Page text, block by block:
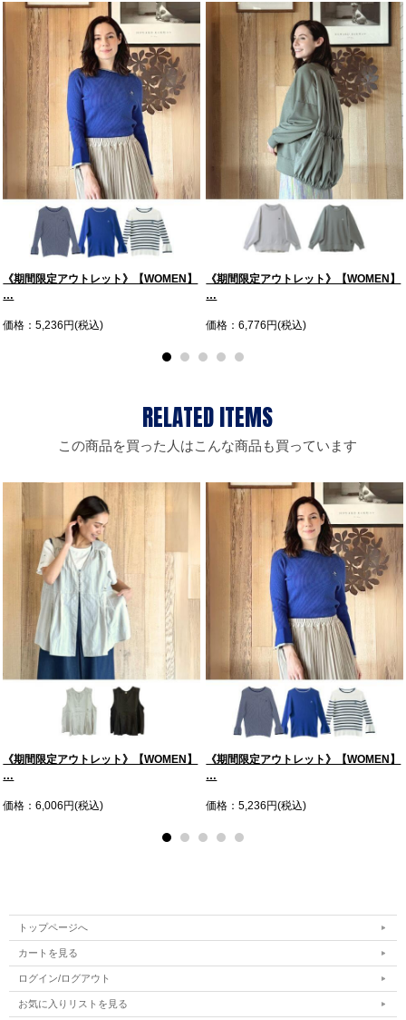
《期間限定アウトレット》【WOMEN】
…
価格：5,236円(税込)
《期間限定アウトレット》【WOMEN】
…
価格：6,776円(税込)
この商品を買った人はこんな商品も買っています
《期間限定アウトレット》【WOMEN】
…
価格：6,006円(税込)
《期間限定アウトレット》【WOMEN】
…
価格：5,236円(税込)
トップページへ
カートを見る
ログイン/ログアウト
お気に入りリストを見る